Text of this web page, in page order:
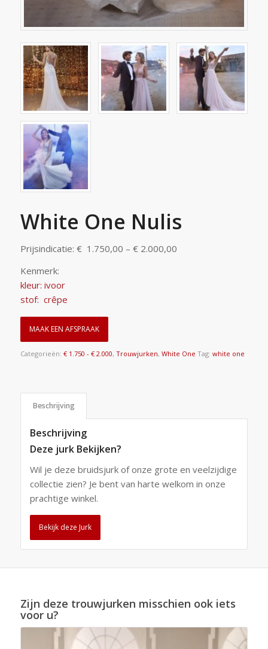
White One Nulis
Prijsindicatie: € 1.750,00 – € 2.000,00
Kenmerk:
kleur: ivoor
stof: crêpe
MAAK EEN AFSPRAAK
Categorieën: € 1.750 - € 2.000, Trouwjurken, White One Tag: white one
Beschrijving
Beschrijving
Deze jurk Bekijken?
Wil je deze bruidsjurk of onze grote en veelzijdige
collectie zien? Je bent van harte welkom in onze
prachtige winkel.
Bekijk deze Jurk
Zijn deze trouwjurken misschien ook iets
voor u?